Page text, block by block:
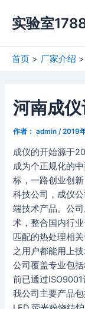
容
实验室
首页 厂家介绍
河南成
作者： admin /2019
成仪的开始源于
成为个正规化的
标，一路创业创
科技公司，成仪
端技术产品。公
术，整合国内行
匹配的热处理相
之用户都能用上技
公司覆盖专业包
前已通过ISO9001
我公司主要产品